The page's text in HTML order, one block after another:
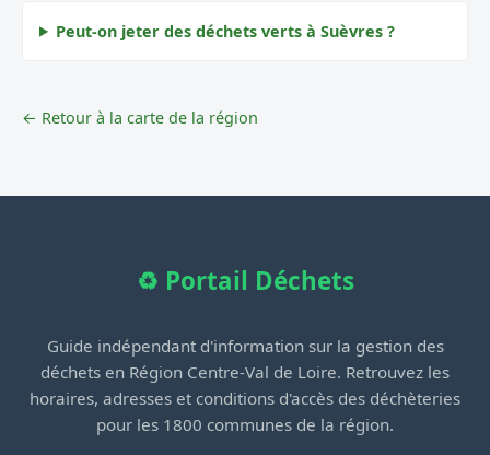
Peut-on jeter des déchets verts à Suèvres ?
← Retour à la carte de la région
♻️ Portail Déchets
Guide indépendant d'information sur la gestion des
déchets en Région Centre-Val de Loire. Retrouvez les
horaires, adresses et conditions d'accès des déchèteries
pour les 1800 communes de la région.